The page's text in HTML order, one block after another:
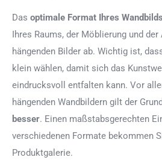
Das optimale Format Ihres Wandbilds
Ihres Raums, der Möblierung und der
hängenden Bilder ab. Wichtig ist,
klein wählen, damit sich das
eindrucksvoll entfalten kann. Vor
hängenden Wandbildern gilt der
besser. Einen maßstabsgerechten
verschiedenen Formate bekommen
Produktgalerie.